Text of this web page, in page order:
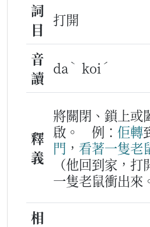
詞
目
打開
音
讀
da ˋ koi ˊ
釋
義
將關閉、鎖上或
啟。
例： 佢轉
門 ， 看著一隻老
（他回到家，
一隻老鼠衝出來
相